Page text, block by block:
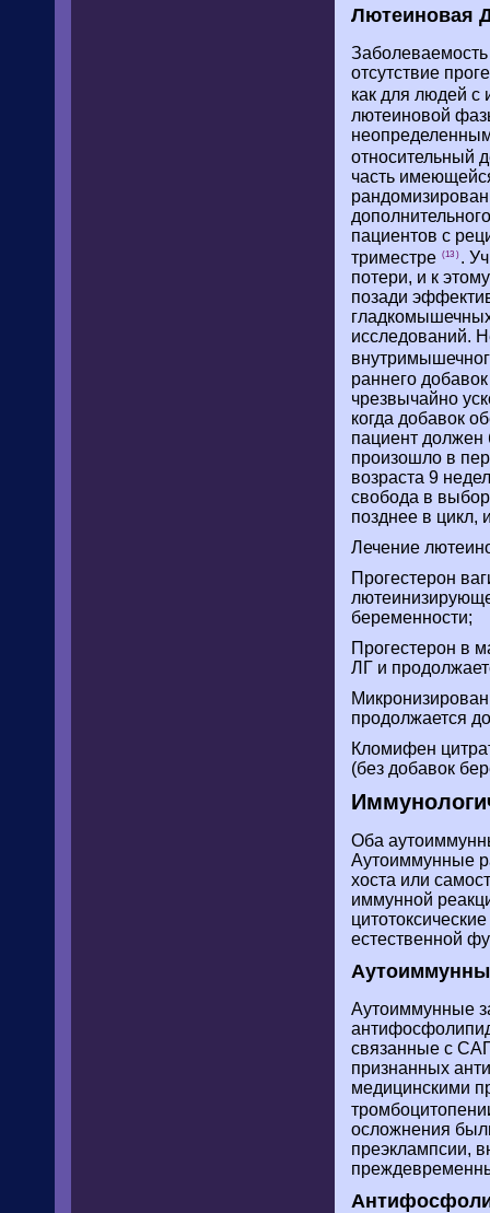
Лютеиновая
отсутствие
как для людей с
лютеиновой
относительный
часть
пациентов с
триместре (13 ) .
потери, и к
позади
исследований.
раннего
чрезвычайно
когда добавок
пациент должен
произошло в
возраста 9
свобода в
позднее в цикл,
Лечение
Прогестерон
беременности;
Прогестерон в
ЛГ и
продолжается
Кломифен
(без добавок
Оба
Аутоиммунные
хоста или
иммунной
естественной
Аутоиммунные
связанные с
признанных
медицинскими
осложнения
преэклампсии,